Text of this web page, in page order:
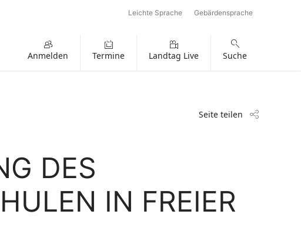
Leichte Sprache Gebärdensprache
Anmelden Termine Landtag Live Suche
Seite teilen
DES
IN FREIER